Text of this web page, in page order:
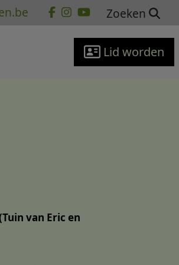
Zoeken
Lid worden
van Eric en